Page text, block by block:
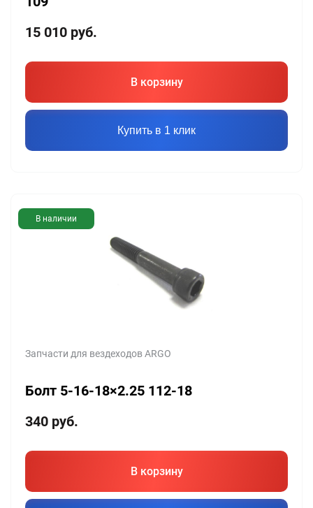
15 010 руб.
В корзину
Купить в 1 клик
В наличии
Запчасти для вездеходов ARGO
Болт 5-16-18×2.25 112-18
340 руб.
В корзину